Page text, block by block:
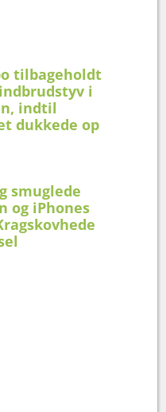
tilbageholdt
i
indtil
dukkede op
smuglede
og iPhones